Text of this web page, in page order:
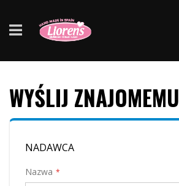
WYŚLIJ ZNAJOMEMU
NADAWCA
Nazwa